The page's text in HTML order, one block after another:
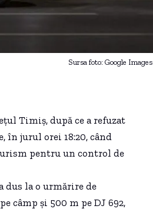
Sursa foto: Google Images
Timiș, după ce a refuzat
în jurul orei 18:20, când
pentru un control de
dus la o urmărire de
câmp și 500 m pe DJ 692,